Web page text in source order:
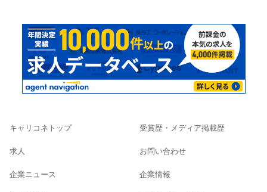
キャリコネトップ
求人
企業ニュース
受賞歴・メディア掲載歴
お問い合わせ
企業情報